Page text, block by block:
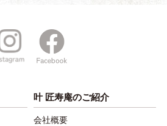
叶 匠寿庵のご紹介
会社概要